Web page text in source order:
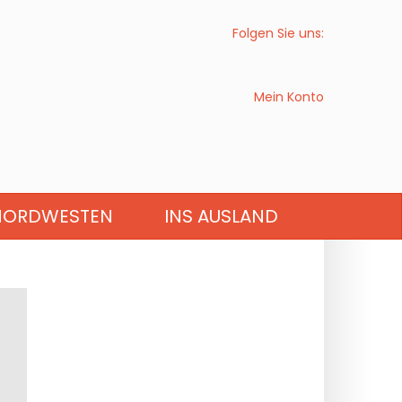
Folgen Sie uns:
Mein Konto
INS AUSLAND
HAUTS-DE-FRANCE